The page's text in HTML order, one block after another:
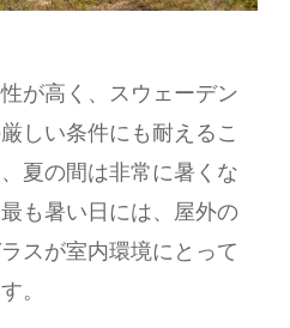
が高く、スウェーデン
しい条件にも耐えるこ
夏の間は非常に暑くな
も暑い日には、屋外の
スが室内環境にとって
。